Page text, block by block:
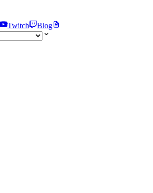
Twitch
Blog